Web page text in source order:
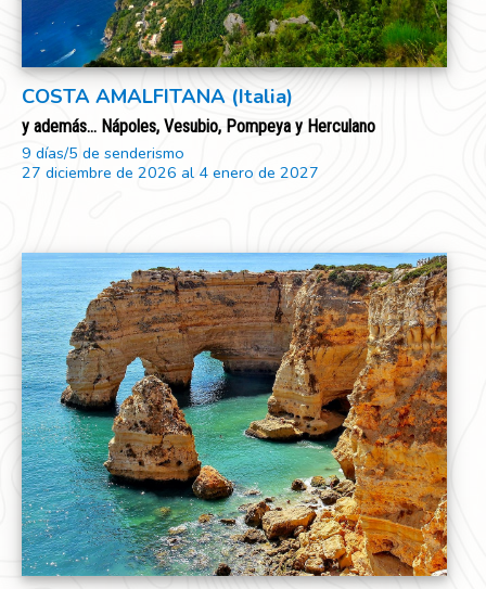
COSTA AMALFITANA (Italia)
y además... Nápoles, Vesubio, Pompeya y Herculano
9 días/5 de senderismo
27 diciembre de 2026 al 4 enero de 2027